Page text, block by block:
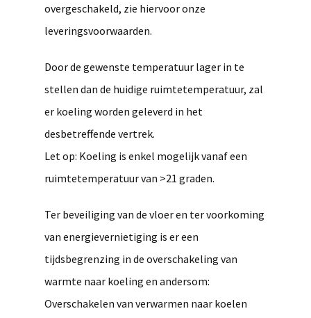
overgeschakeld, zie hiervoor onze
leveringsvoorwaarden.
Door de gewenste temperatuur lager in te
stellen dan de huidige ruimtetemperatuur, zal
er koeling worden geleverd in het
desbetreffende vertrek.
Let op: Koeling is enkel mogelijk vanaf een
ruimtetemperatuur van >21 graden.
Ter beveiliging van de vloer en ter voorkoming
van energievernietiging is er een
tijdsbegrenzing in de overschakeling van
warmte naar koeling en andersom:
Overschakelen van verwarmen naar koelen